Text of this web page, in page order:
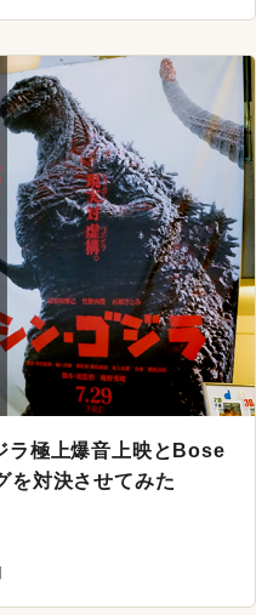
ラ極上爆音上映とBose
を対決させてみた